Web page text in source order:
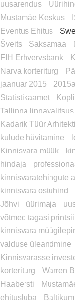
uusarendus
Mustamäe Keskus
Eventus Ehitus
Šveits
Saksamaa
FIH Erhvervsbank
Narva korteriturg
jaanuar 2015
2015a
Statistikaamet
Tallinna linnavalitsus
Kadarik Tüür
kulude hüvitamine
Kinnisvara müük
hindaja
kinnisvaratehingute
kinnisvara ostuhind
Jõhvi
üürimaja
võtmed tagasi
kinnisvara
valduse üleandmine
Kinnisvarasse
korteriturg
Warren
Haabersti
ehitusluba
Baltikum